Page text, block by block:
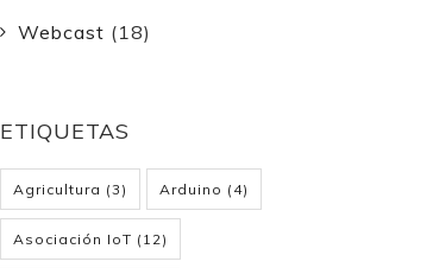
Webcast (18)
ETIQUETAS
Agricultura (3) Arduino (4)
Asociación IoT (12)